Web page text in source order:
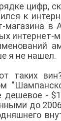
цифр,
к
в
интернет-
я не нашел.
таких
дешевое -
до